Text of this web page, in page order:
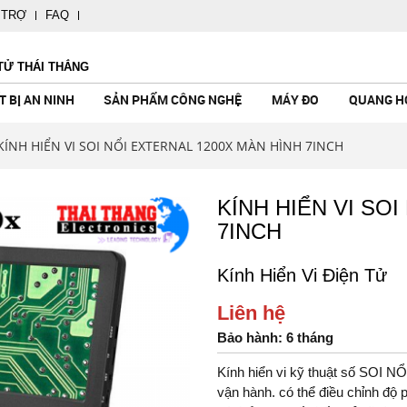
FAQ
THÁI THẮNG
BỊ AN NINH
CAMERA KHÔNG DÂY MÁY DÒ KIM
SẢN PHẨM CÔNG NGHỆ
NGHỆ
CHUÔNG CỬA MÀN HÌNH
KHÔNG DÂY
MÁY CHƠI
MÁY ĐO
MÁY ĐO KHÍ CÁC LOẠI MÁY ĐO ÁNH
QUANG
Made In
USA
ỐNG NHÒM ĐO KHOẢNG CÁCH KÍNH THIÊN
GENTOS
ĐÈN PIN MỸ BUSHNELL - USA ĐÈN PIN
LOA KÉO
MÁY TRỢ
HƯỚNG DẪN
HIỂN VI SOI NỔI EXTERNAL 1200X MÀN HÌNH 7INCH
KÍNH HIỂN VI SOI
7INCH
Kính Hiển Vi Điện Tử
Liên hệ
Bảo hành: 6 tháng
Kính hiển vi kỹ thuật số SOI
vận hành. có thể điều chỉnh